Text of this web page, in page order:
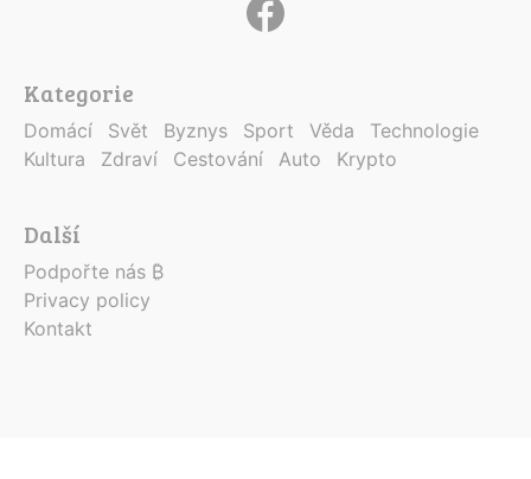
Kategorie
Domácí Svět Byznys Sport Věda
Technologie
Kultura
Zdraví Cestování Auto Krypto
Další
Podpořte nás ₿
Privacy policy
Kontakt